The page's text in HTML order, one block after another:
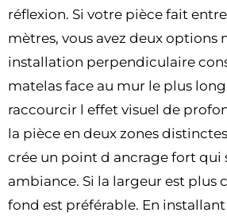
réflexion. Si votre pièce fait
mètres, vous avez deux options
installation perpendiculaire
matelas face au mur le plus
raccourcir l effet visuel de
la pièce en deux zones
crée un point d ancrage fort qui
ambiance. Si la largeur est plus
fond est préférable. En